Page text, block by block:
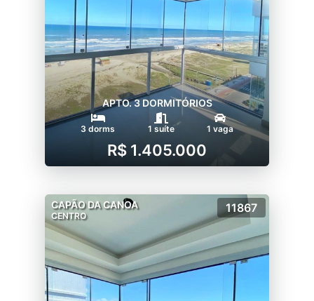
APTO. 3 DORMITÓRIOS
3 dorms 1 suíte 1 vaga
R$ 1.405.000
CAPÃO DA CANOA
CENTRO
11867